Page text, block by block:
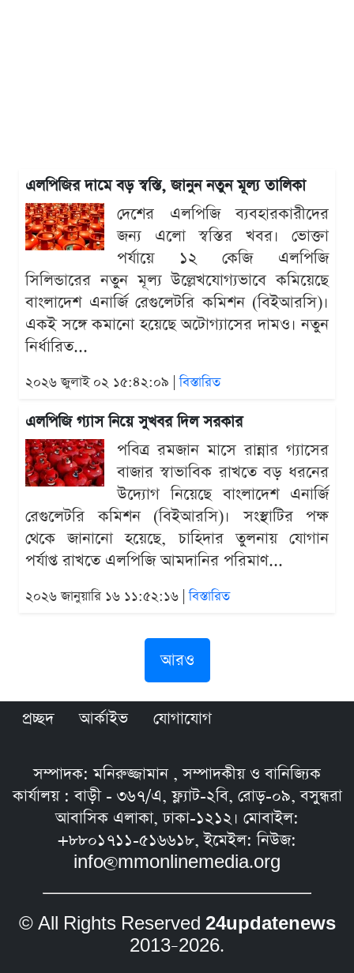
এলপিজির দামে বড় স্বস্তি, জানুন নতুন মূল্য তালিকা
দেশের এলপিজি ব্যবহারকারীদের
জন্য এলো স্বস্তির খবর। ভোক্তা
পর্যায়ে ১২ কেজি এলপিজি
সিলিন্ডারের নতুন মূল্য উল্লেখযোগ্যভাবে কমিয়েছে
বাংলাদেশ এনার্জি রেগুলেটরি কমিশন (বিইআরসি)।
একই সঙ্গে কমানো হয়েছে অটোগ্যাসের দামও। নতুন
নির্ধারিত...
২০২৬ জুলাই ০২ ১৫:৪২:০৯ |বিস্তারিত
এলপিজি গ্যাস নিয়ে সুখবর দিল সরকার
পবিত্র রমজান মাসে রান্নার গ্যাসের
বাজার স্বাভাবিক রাখতে বড় ধরনের
উদ্যোগ নিয়েছে বাংলাদেশ এনার্জি
রেগুলেটরি কমিশন (বিইআরসি)। সংস্থাটির পক্ষ
থেকে জানানো হয়েছে, চাহিদার তুলনায় যোগান
পর্যাপ্ত রাখতে এলপিজি আমদানির পরিমাণ...
২০২৬ জানুয়ারি ১৬ ১১:৫২:১৬ |বিস্তারিত
আরও
প্রচ্ছদ আর্কাইভ যোগাযোগ
সম্পাদক: মনিরুজ্জামান , সম্পাদকীয় ও বানিজ্যিক
কার্যালয় : বাড়ী - ৩৬৭/এ, ফ্ল্যাট-২বি, রোড়-০৯, বসুন্ধরা
আবাসিক এলাকা, ঢাকা-১২১২। মোবাইল:
+৮৮০১৭১১-৫১৬৬১৮, ইমেইল: নিউজ:
info@mmonlinemedia.org
© All Rights Reserved 24updatenews
2013–2026.